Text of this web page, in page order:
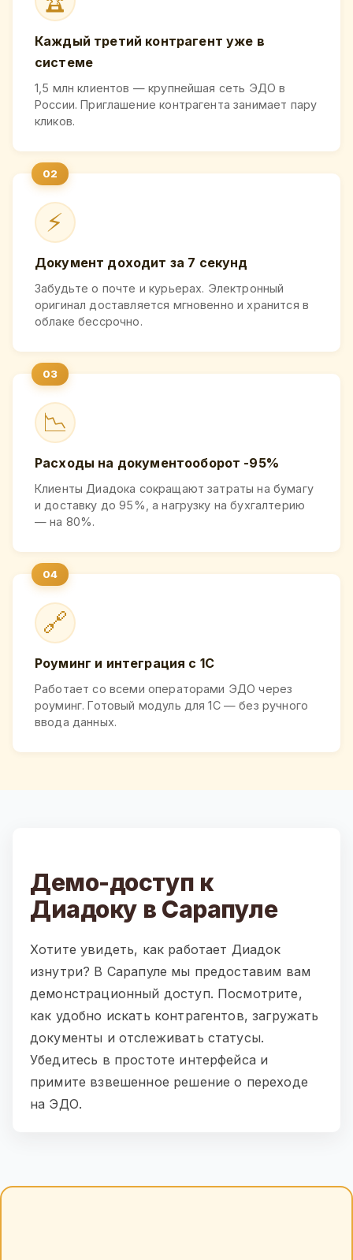
Каждый третий контрагент уже в
системе
1,5 млн клиентов — крупнейшая сеть ЭДО в
России. Приглашение контрагента занимает пару
кликов.
⚡
Документ доходит за 7 секунд
Забудьте о почте и курьерах. Электронный
оригинал доставляется мгновенно и хранится в
облаке бессрочно.
📉
Расходы на документооборот -95%
Клиенты Диадока сокращают затраты на бумагу
и доставку до 95%, а нагрузку на бухгалтерию
— на 80%.
🔗
Роуминг и интеграция с 1С
Работает со всеми операторами ЭДО через
роуминг. Готовый модуль для 1С — без ручного
ввода данных.
Демо-доступ к
Диадоку в Сарапуле
Хотите увидеть, как работает Диадок
изнутри? В Сарапуле мы предоставим вам
демонстрационный доступ. Посмотрите,
как удобно искать контрагентов, загружать
документы и отслеживать статусы.
Убедитесь в простоте интерфейса и
примите взвешенное решение о переходе
на ЭДО.